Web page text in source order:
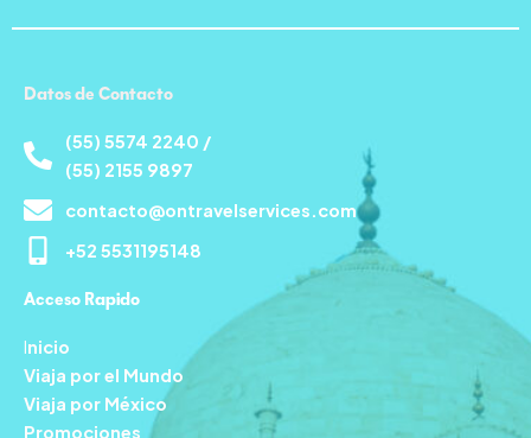
Datos de Contacto
(55) 5574 2240 /
(55) 2155 9897
contacto@ontravelservices.com
+52 5531195148
Acceso Rapido
Inicio
Viaja por el Mundo
Viaja por México
Promociones